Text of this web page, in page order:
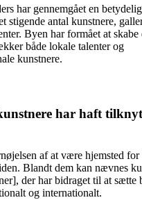
har gennemgået en
stigende antal kunstnere,
Byen har formået at skabe
både lokale talenter og
kunstnere.
har haft
af at være hjemsted for
Blandt dem kan nævnes
der har bidraget til at sætte
og internationalt.